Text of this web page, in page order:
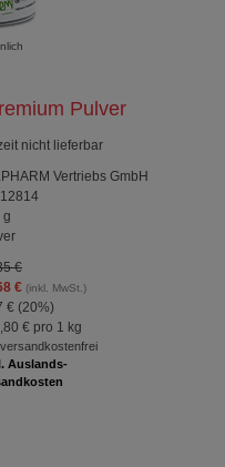
Pulver
nicht lieferbar
Vertriebs GmbH
g
€
€(inkl. MwSt.)
€ (20%)
€pro 1 kg
Auslands-